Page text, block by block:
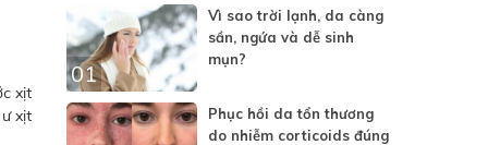
xịt
xịt
01
Vì sao trời lạnh, da càng
sần, ngứa và dễ sinh
mụn?
Phục hồi da tổn thương
do nhiễm corticoids đúng